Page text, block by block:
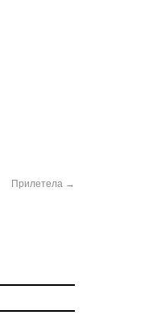
Прилетела →